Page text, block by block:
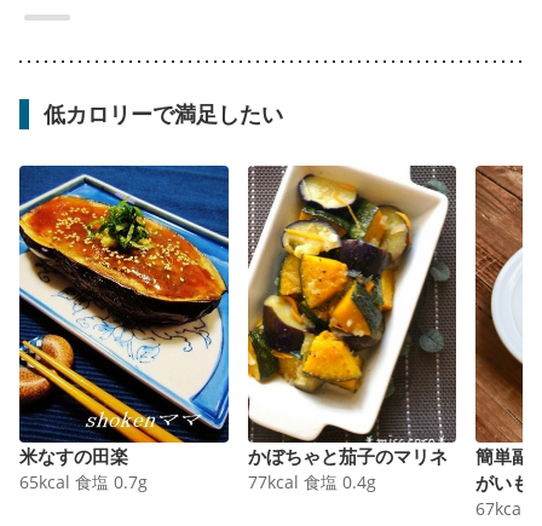
低カロリーで満足したい
米なすの田楽
65kcal 食塩 0.7g
かぼちゃと茄子のマリネ
77kcal 食塩 0.4g
簡単副
がいも
67kcal